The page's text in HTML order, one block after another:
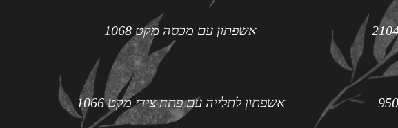
אשפתון עם מכסה מקט 1068
אשפתון לתלייה עם פתח צידי מקט 1066